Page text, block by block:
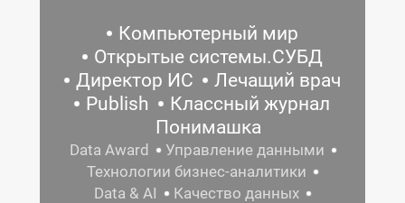
Компьютерный мир
Открытые системы.СУБД
Директор ИС
Лечащий врач
Publish
Классный журнал
Понимашка
Data Award
Управление данными
Технологии бизнес-аналитики
Data & AI
Качество данных